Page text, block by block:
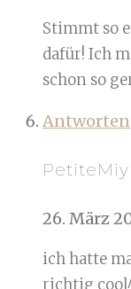
Stimmt so
dafür! Ich
schon so
Antworten
26. März
ich hatte
richtig